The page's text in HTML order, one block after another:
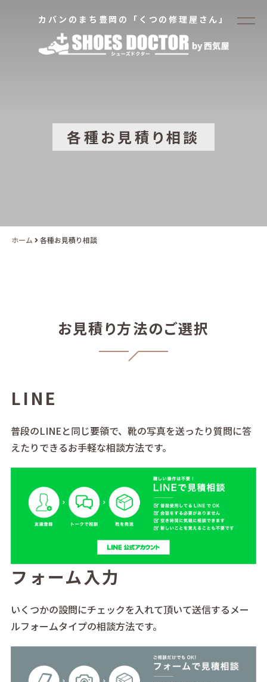
カバンのまち豊岡の「くつの修理屋さん」
各種お見積り相談
ホーム 各種お見積り相談
お見積り方法のご選択
LINE
普段のLINEと同じ要領で、靴の写真を送ったり質問に答
えたりできるお手軽な相談方法です。
フォーム入力
いくつかの設問にチェックを入れて頂いて送信するメー
ルフォームタイプの相談方法です。